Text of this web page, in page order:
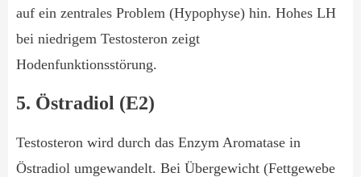
auf ein zentrales Problem (Hypophyse) hin. Hohes LH
bei niedrigem Testosteron zeigt
Hodenfunktionsstörung.
5. Östradiol (E2)
Testosteron wird durch das Enzym Aromatase in
Östradiol umgewandelt. Bei Übergewicht (Fettgewebe